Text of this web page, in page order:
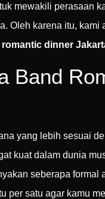
mewakili perasaan
Oleh karena itu, kami
romantic dinner
Band
yang lebih sesuai
kuat dalam dunia
seberapa formal
per satu agar kamu